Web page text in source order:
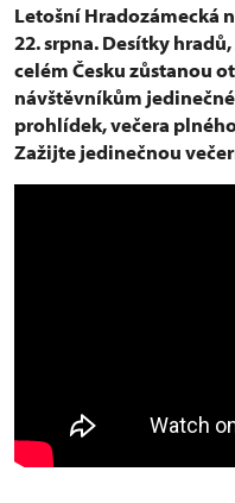
Letošní Hradozámecká
22. srpna. Desítky
celém Česku zůstanou
návštěvníkům
prohlídek, večera
Zažijte jedinečnou